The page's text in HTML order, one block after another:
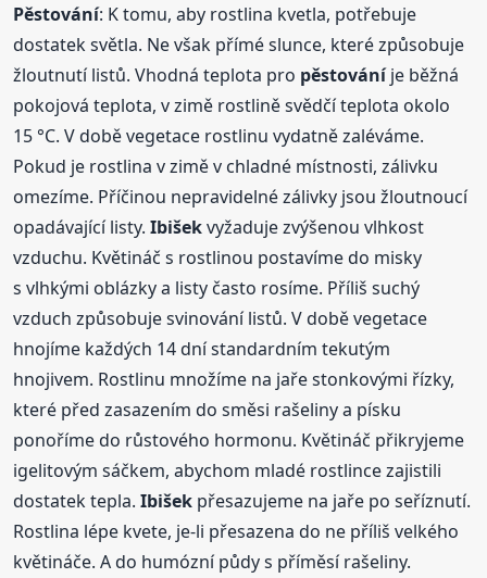
Pěstování: K tomu, aby rostlina kvetla, potřebuje
dostatek světla. Ne však přímé slunce, které způsobuje
žloutnutí listů. Vhodná teplota pro pěstováníje běžná
pokojová teplota, v zimě rostlině svědčí teplota okolo
15 °C. V době vegetace rostlinu vydatně zaléváme.
Pokud je rostlina v zimě v chladné místnosti, zálivku
omezíme. Příčinou nepravidelné zálivky jsou žloutnoucí
opadávající listy.Ibišekvyžaduje zvýšenou vlhkost
vzduchu. Květináč s rostlinou postavíme do misky
s vlhkými oblázky a listy často rosíme. Příliš suchý
vzduch způsobuje svinování listů. V době vegetace
hnojíme každých 14 dní standardním tekutým
hnojivem. Rostlinu množíme na jaře stonkovými řízky,
které před zasazením do směsi rašeliny a písku
ponoříme do růstového hormonu. Květináč přikryjeme
igelitovým sáčkem, abychom mladé rostlince zajistili
dostatek tepla.Ibišek přesazujeme na jaře po seříznutí.
Rostlina lépe kvete, je-li přesazena do ne příliš velkého
květináče. A do humózní půdy s příměsí rašeliny.